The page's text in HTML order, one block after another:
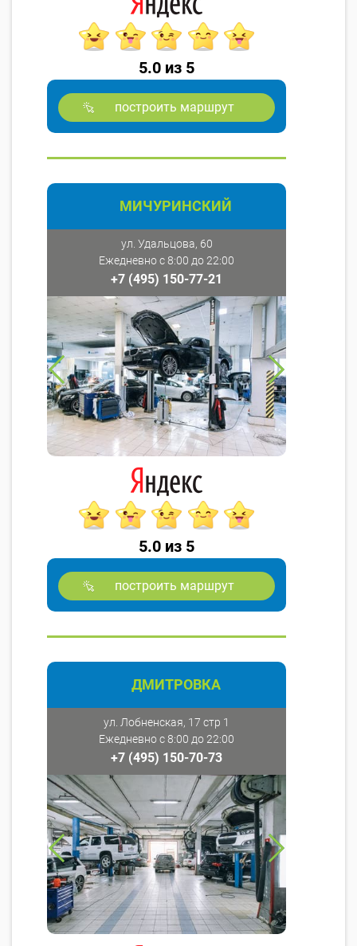
5.0 из 5
построить маршрут
МИЧУРИНСКИЙ
ул. Удальцова, 60
Ежедневно с 8:00 до 22:00
+7 (495) 150-77-21
5.0 из 5
построить маршрут
ДМИТРОВКА
ул. Лобненская, 17 стр 1
Ежедневно с 8:00 до 22:00
+7 (495) 150-70-73